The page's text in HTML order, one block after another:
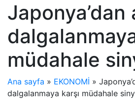
Japonya’dan
müdahale
Ana sayfa » EKONOMİ »
dalgalanmaya karşı müdahale